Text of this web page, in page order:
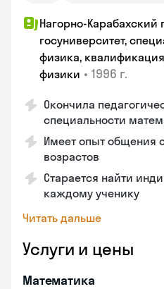
Нагорно-Карабахский
госуниверситет,
физика,
физики • 1996 г.
Окончила
специальности
Имеет опыт общения
возрастов
Старается найти
каждому ученику
Читать дальше
Услуги и цены
Математика